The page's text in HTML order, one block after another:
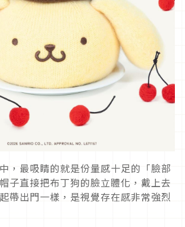
，最吸睛的就是份量感十足的「臉部
子直接把布丁狗的臉立體化，戴上去
帶出門一樣，是視覺存在感非常強烈